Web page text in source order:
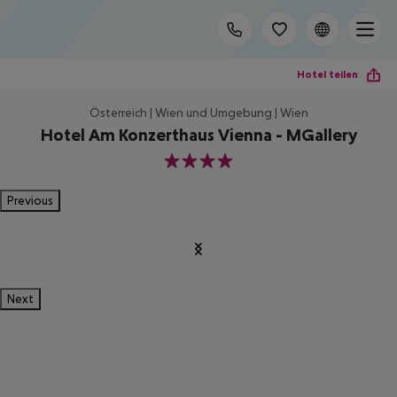
Hotel teilen
Österreich | Wien und Umgebung | Wien
Hotel Am Konzerthaus Vienna - MGallery
4
Previous
Next